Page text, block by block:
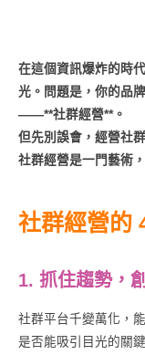
在這個資訊爆炸的時
光。問題是，你的品
——**社群經營**。
但先別誤會，經營社
社群經營是一門藝術
社群經營的
1. 抓住趨勢，
社群平台千變萬化，
是否能吸引目光的關